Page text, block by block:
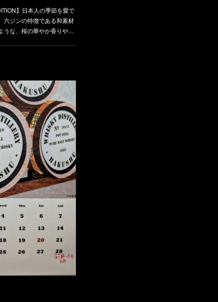
】日本人の季節を愛で
六ジンの特徴である和素材
うな、桜の華やか香りや…